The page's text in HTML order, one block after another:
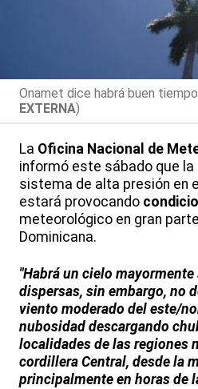
Onamet dice habrá buen
EXTERNA)
La Oficina Nacional de
informó este sábado que la
sistema de alta presión en
estará provocando
meteorológico en gran
Dominicana.
"Habrá un cielo
dispersas, sin embargo, no
viento moderado del este/
nubosidad descargando
localidades de las regiones
cordillera Central, desde la
principalmente en horas de